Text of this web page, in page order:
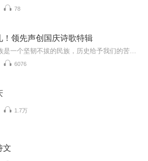
78
！领先声创国庆诗歌特辑
6076
1.7万
文